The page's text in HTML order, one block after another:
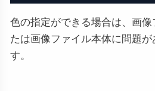
色の指定ができる場合は、画
たは画像ファイル本体に問題
す。